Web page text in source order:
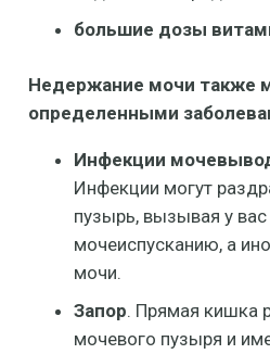
большие дозы
Недержание мочи также
определенными
Инфекции
Инфекции могут
пузырь, вызывая у
мочеиспусканию, а
мочи.
Запор. Прямая кишка
мочевого пузыря и